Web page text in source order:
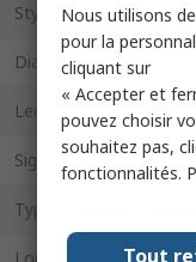
Style de l'axe
Diamètre d'arbre
Lecture d'encodeur
Signal d'encodeur
Type de montage
Nous utilisons
pour la
cliquant sur
« Accepter et
pouvez choisir
souhaitez pas,
fonctionnalités.
Tout